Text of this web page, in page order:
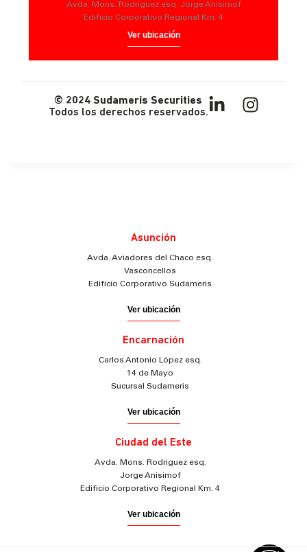
Avda. Mons. Rodriguez esq. Jorge Anisimof
Edificio Corporativo Regional Km. 4
Ver ubicación
© 2024 Sudameris Securities
Todos los derechos reservados.
Asunción
Avda. Aviadores del Chaco esq.
Vasconcellos
Edificio Corporativo Sudameris
Ver ubicación
Encarnación
Carlos Antonio López esq.
14 de Mayo
Sucursal Sudameris
Ver ubicación
Ciudad del Este
Avda. Mons. Rodriguez esq.
Jorge Anisimof
Edificio Corporativo Regional Km. 4
Ver ubicación